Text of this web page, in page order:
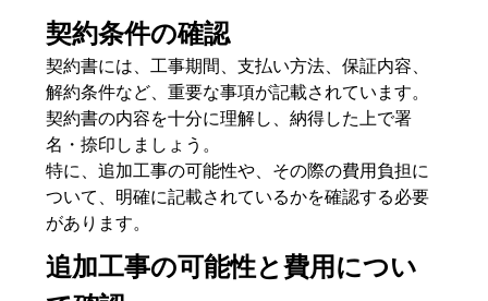
契約条件の確認
契約書には、工事期間、支払い方法、保証内容、
解約条件など、重要な事項が記載されています。
契約書の内容を十分に理解し、納得した上で署
名・捺印しましょう。
特に、追加工事の可能性や、その際の費用負担に
ついて、明確に記載されているかを確認する必要
があります。
追加工事の可能性と費用につい